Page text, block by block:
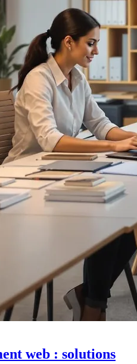
web : solutions